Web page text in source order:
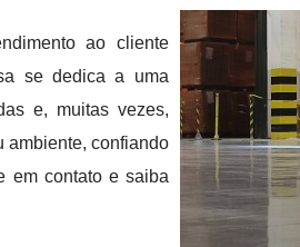
ao cliente
se dedica a uma
e, muitas vezes,
ambiente, confiando
em contato e saiba